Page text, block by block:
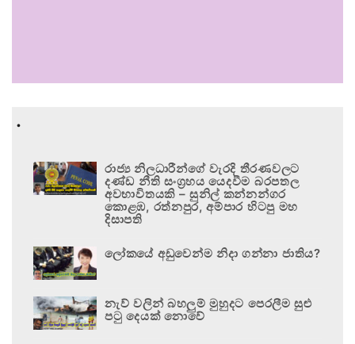
.
රාජ්‍ය නිලධාරීන්ගේ වැරදි තීරණවලට
දණ්ඩ නීති සංග්‍රහය යෙදවීම බරපතල
අවභාවිතයකි – සුනිල් කන්නන්ගර
කොළඹ, රත්නපුර, අම්පාර හිටපු මහ
දිසාපති
ලෝකයේ අඩුවෙන්ම නිදා ගන්නා ජාතිය?
නැව් වලින් බහලුම් මුහුදට පෙරලීම සුළු
පටු දෙයක් නොවේ